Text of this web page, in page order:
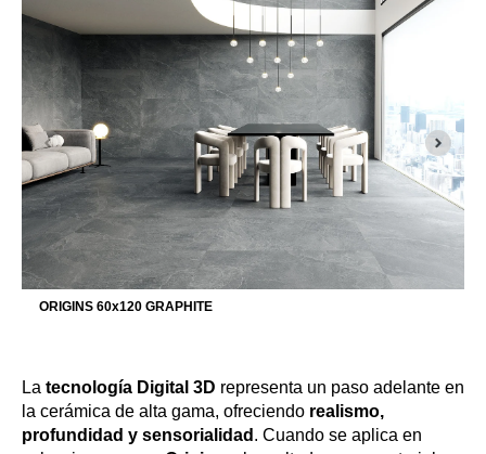
ORIGINS 60x120 GRAPHITE
La tecnología Digital 3D representa un paso adelante en
la cerámica de alta gama, ofreciendo realismo,
profundidad y sensorialidad . Cuando se aplica en